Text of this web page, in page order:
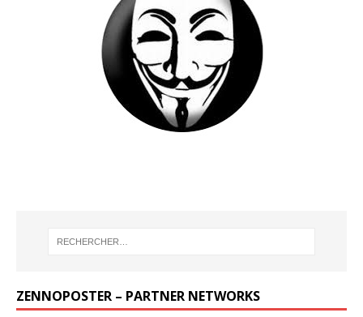
ZENNOPOSTER – PARTNER NETWORKS